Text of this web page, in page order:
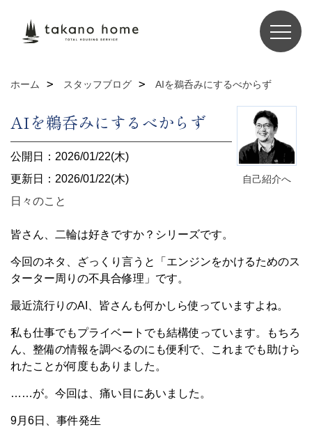
ホーム スタッフブログ AIを鵜呑みにするべからず
自己紹介へ
AIを鵜呑みにするべからず
公開日：2026/01/22(木)
更新日：2026/01/22(木)
日々のこと
皆さん、二輪は好きですか？シリーズです。
今回のネタ、ざっくり言うと「エンジンをかけるためのス
ターター周りの不具合修理」です。
最近流行りのAI、皆さんも何かしら使っていますよね。
私も仕事でもプライベートでも結構使っています。もちろ
ん、整備の情報を調べるのにも便利で、これまでも助けら
れたことが何度もありました。
……が。今回は、痛い目にあいました。
9月6日、事件発生